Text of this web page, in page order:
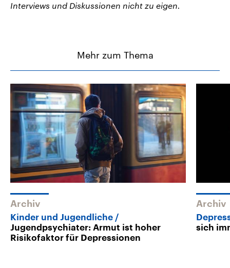
Interviews und Diskussionen nicht zu eigen.
Mehr zum Thema
Archiv
Kinder und Jugendliche
Jugendpsychiater: Armut ist hoher
Risikofaktor für Depressionen
Archiv
sich